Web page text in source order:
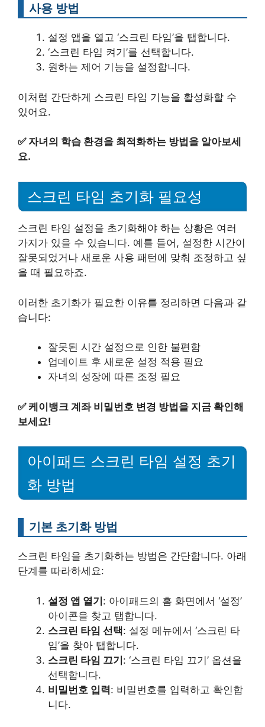
사용 방법
설정 앱을 열고 ‘스크린 타임’을 탭합니다.
‘스크린 타임 켜기’를 선택합니다.
원하는 제어 기능을 설정합니다.
이처럼 간단하게 스크린 타임 기능을 활성화할 수
있어요.
✅ 자녀의 학습 환경을 최적화하는 방법을 알아보세
요.
스크린 타임 초기화 필요성
스크린 타임 설정을 초기화해야 하는 상황은 여러
가지가 있을 수 있습니다. 예를 들어, 설정한 시간이
잘못되었거나 새로운 사용 패턴에 맞춰 조정하고 싶
을 때 필요하죠.
이러한 초기화가 필요한 이유를 정리하면 다음과 같
습니다:
잘못된 시간 설정으로 인한 불편함
업데이트 후 새로운 설정 적용 필요
자녀의 성장에 따른 조정 필요
✅케이뱅크 계좌 비밀번호 변경 방법을 지금 확인해
보세요!
아이패드 스크린 타임 설정 초기
화 방법
기본 초기화 방법
스크린 타임을 초기화하는 방법은 간단합니다. 아래
단계를 따라하세요:
설정 앱 열기: 아이패드의 홈 화면에서 ‘설정’
아이콘을 찾고 탭합니다.
스크린 타임 선택: 설정 메뉴에서 ‘스크린 타
임’을 찾아 탭합니다.
스크린 타임 끄기: ‘스크린 타임 끄기’ 옵션을
선택합니다.
비밀번호 입력: 비밀번호를 입력하고 확인합
니다.